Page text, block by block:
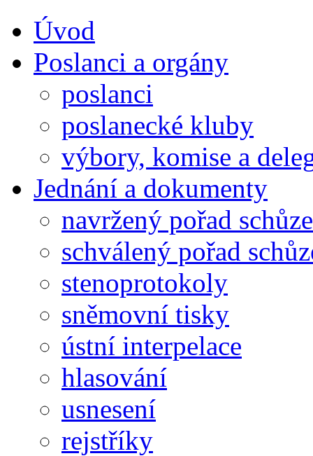
Úvod
Poslanci a orgány
poslanci
poslanecké kluby
výbory, komise a
Jednání a dokumenty
navržený pořad schůze
schválený pořad
stenoprotokoly
sněmovní tisky
ústní interpelace
hlasování
usnesení
rejstříky